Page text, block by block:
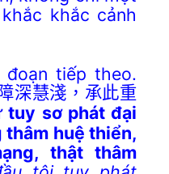
khắc cảnh
tiếp theo.
深慧淺，承此重
tuy sơ phát đại
huệ thiển,
thật thâm